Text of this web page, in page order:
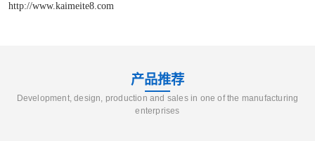
http://www.kaimeite8.com
产品推荐
Development, design, production and sales in one of the manufacturing
enterprises